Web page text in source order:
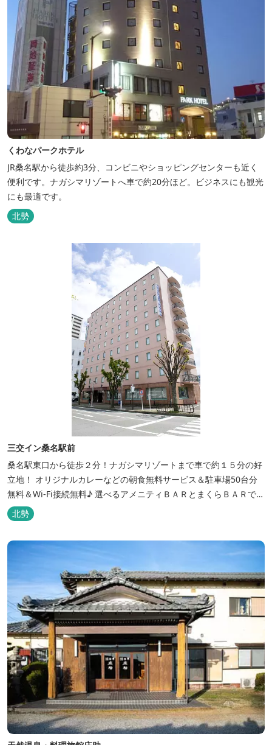
くわなパークホテル
JR桑名駅から徒歩約3分、コンビニやショッピングセンターも近く
便利です。ナガシマリゾートへ車で約20分ほど。ビジネスにも観光
にも最適です。
北勢
三交イン桑名駅前
桑名駅東口から徒歩２分！ナガシマリゾートまで車で約１５分の好
立地！ オリジナルカレーなどの朝食無料サービス＆駐車場50台分
無料＆Wi-Fi接続無料♪ 選べるアメニティＢＡＲとまくらＢＡＲで快
適な滞在をサポート！
北勢